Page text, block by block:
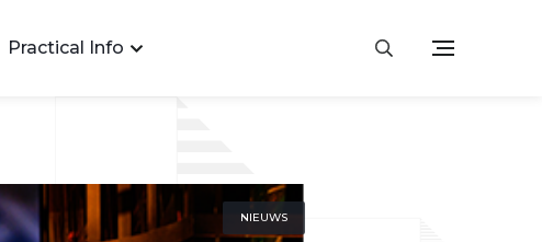
Practical Info
NIEUWS